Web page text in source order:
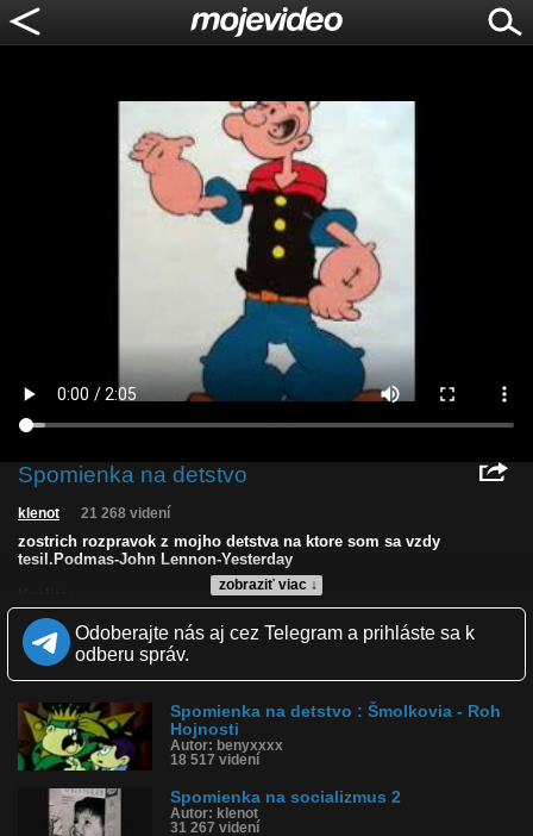
Spomienka na detstvo
zobraziť viac ↓
klenot 21 268 videní
zostrich rozpravok z mojho detstva na ktore som sa vzdy
tesil.Podmas-John Lennon-Yesterday
Zverejnené: 18.3.2009 15:02
Páči sa: 90% (52 hlasov)
Obľúbené: 37
Komentárov: 77
Kategória: film a tv
Tagy: minulost, detstvo, rozpravky
História sledovanosti videa:
Odoberajte nás aj cez Telegram a prihláste sa k
odberu správ.
Spomienka na detstvo : Šmolkovia - Roh
Hojnosti
Autor: benyxxxx
18 517 videní
Spomienka na socializmus 2
Autor: klenot
31 267 videní